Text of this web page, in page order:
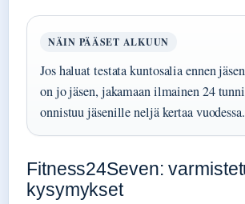
NÄIN PÄÄSET ALKUUN
Jos haluat testata kuntosalia ennen
on jo jäsen, jakamaan ilmainen 24
onnistuu jäsenille neljä kertaa vuodessa.
Fitness24Seven:
kysymykset